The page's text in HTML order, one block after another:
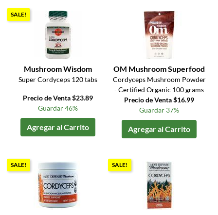
SALE!
Mushroom Wisdom
Super Cordyceps 120 tabs
Precio de Venta $23.89
Guardar 46%
Agregar al Carrito
OM Mushroom Superfood
Cordyceps Mushroom Powder
- Certified Organic 100 grams
Precio de Venta $16.99
Guardar 37%
Agregar al Carrito
SALE! SALE!